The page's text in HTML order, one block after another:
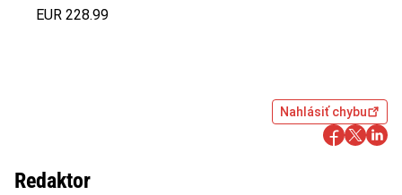
EUR 228.99
Nahlásiť chybu
Redaktor